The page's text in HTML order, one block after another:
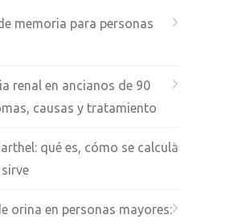
memoria para personas
renal en ancianos de 90
causas y tratamiento
qué es, cómo se calcula
orina en personas mayores: